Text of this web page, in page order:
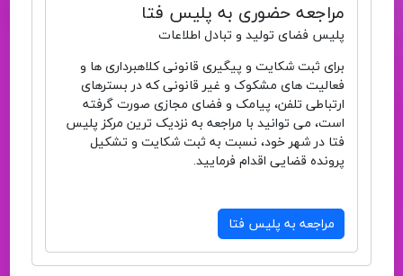
مراجعه حضوری به پلیس فتا
پلیس فضای تولید و تبادل اطلاعات
برای ثبت شکایت و پیگیری قانونی کلاهبرداری ها و
فعالیت های مشکوک و غیر قانونی که در بسترهای
ارتباطی تلفن، پیامک و فضای مجازی صورت گرفته
است، می توانید با مراجعه به نزدیک ترین مرکز پلیس
فتا در شهر خود، نسبت به ثبت شکایت و تشکیل
پرونده قضایی اقدام فرمایید.
مراجعه به پلیس فتا